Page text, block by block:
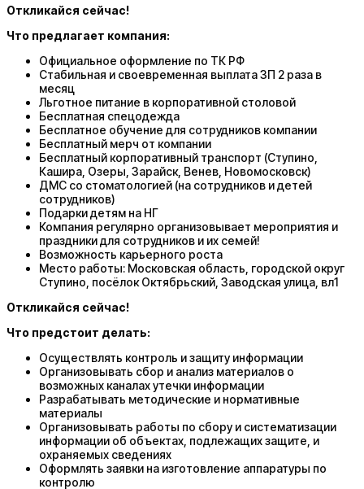
Откликайся сейчас!
Что предлагает компания:
Официальное оформление по ТК РФ
Стабильная и своевременная выплата ЗП 2 раза в
месяц
Льготное питание в корпоративной столовой
Бесплатная спецодежда
Бесплатное обучение для сотрудников компании
Бесплатный мерч от компании
Бесплатный корпоративный транспорт (Ступино,
Кашира, Озеры, Зарайск, Венев, Новомосковск)
ДМС со стоматологией (на сотрудников и детей
сотрудников)
Подарки детям на НГ
Компания регулярно организовывает мероприятия и
праздники для сотрудников и их семей!
Возможность карьерного роста
Место работы: Московская область, городской округ
Ступино, посёлок Октябрьский, Заводская улица, вл1
Откликайся сейчас!
Что предстоит делать:
Осуществлять контроль и защиту информации
Организовывать сбор и анализ материалов о
возможных каналах утечки информации
Разрабатывать методические и нормативные
материалы
Организовывать работы по сбору и систематизации
информации об объектах, подлежащих защите, и
охраняемых сведениях
Оформлять заявки на изготовление аппаратуры по
контролю